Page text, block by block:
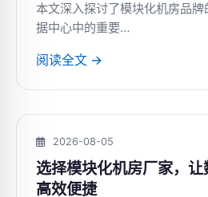
本文深入探讨了模块化机房品
据中心中的重要…
阅读全文 →
2026-08-05
选择模块化机房厂家，
高效便捷